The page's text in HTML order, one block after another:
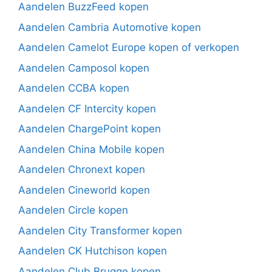
Aandelen BuzzFeed kopen
Aandelen Cambria Automotive kopen
Aandelen Camelot Europe kopen of verkopen
Aandelen Camposol kopen
Aandelen CCBA kopen
Aandelen CF Intercity kopen
Aandelen ChargePoint kopen
Aandelen China Mobile kopen
Aandelen Chronext kopen
Aandelen Cineworld kopen
Aandelen Circle kopen
Aandelen City Transformer kopen
Aandelen CK Hutchison kopen